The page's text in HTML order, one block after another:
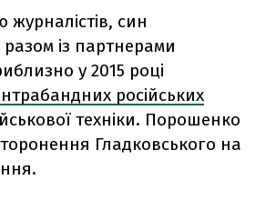
журналістів, син
із партнерами
у 2015 році
російських
техніки. Порошенко
Гладковського на